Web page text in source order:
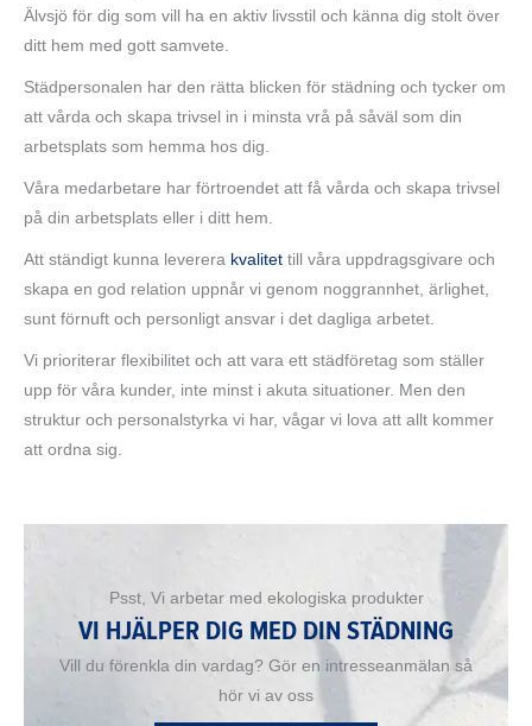
Älvsjö för dig som vill ha en aktiv livsstil och känna dig stolt över
ditt hem med gott samvete.
Städpersonalen har den rätta blicken för städning och tycker om
att vårda och skapa trivsel in i minsta vrå på såväl som din
arbetsplats som hemma hos dig.
Våra medarbetare har förtroendet att få vårda och skapa trivsel
på din arbetsplats eller i ditt hem.
Att ständigt kunna leverera kvalitet till våra uppdragsgivare och
skapa en god relation uppnår vi genom noggrannhet, ärlighet,
sunt förnuft och personligt ansvar i det dagliga arbetet.
Vi prioriterar flexibilitet och att vara ett städföretag som ställer
upp för våra kunder, inte minst i akuta situationer. Men den
struktur och personalstyrka vi har, vågar vi lova att allt kommer
att ordna sig.
Psst, Vi arbetar med ekologiska produkter
VI HJÄLPER DIG MED DIN STÄDNING
Vill du förenkla din vardag? Gör en intresseanmälan så
hör vi av oss